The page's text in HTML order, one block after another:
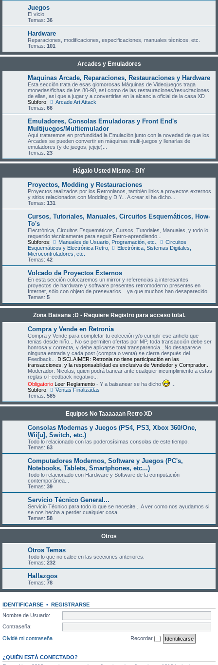
Juegos
El vicio.
Temas: 36
Hardware
Reparaciones, modificaciones, especificaciones, manuales técnicos, etc.
Temas: 101
Arcades y Emuladores
Maquinas Arcade, Reparaciones, Restauraciones y Hardware
Esta sección trata de esas glomorosas Máquinas de Videojuegos traga
monedas/fichas de los 80-90, así como de las restauraciones/resucitaciones
de ellas, así que a jugar y a convertirlas en la alcancía oficial de la casa XD
Subforo:
Arcade Art Attack
Temas: 66
Emuladores, Consolas Emuladoras y Front End's
Multijuegos/Multiemulador
Aquí trataremos en profundidad la Emulación junto con la novedad de que los
Arcades se pueden convertir en máquinas multi-juegos y llenarlas de
emuladores (y de juegos, jejeje)...
Temas: 23
Hágalo Usted Mismo - DIY
Proyectos, Modding y Restauraciones
Proyectos realizados por los Retronianos, también links a proyectos externos
y sitios relacionados con Modding y DIY... A crear si ha dicho...
Temas: 131
Cursos, Tutoriales, Manuales, Circuitos Esquemáticos, How-
To's
Electrónica, Circuitos Esquemáticos, Cursos, Tutoriales, Manuales, y todo lo
requerido técnicamente para seguir Retro-aprendiendo...
Subforos:
Manuales de Usuario, Programación, etc.
Circuitos
Esquemáticos y Electrónica Retro
Electrónica, Sistemas Digitales,
Microcontroladores, etc.
Temas: 42
Volcado de Proyectos Externos
En esta sección colocaremos un mirror y referencias a interesantes
proyectos de hardware y software presentes retromoderno presentes en
Internet, sólo con objeto de presevarlos... ya que muchos han desaparecido...
Temas: 5
Zona Baisana :D - Requiere Registro para acceso total.
Compra y Vende en Retronia
Compra y Vende para completar tu colección y/o cumplir ese anhelo que
tenias desde niño... No se permiten ofertas por MP, toda transacción debe ser
honrosa y correcta, y debe aplicarse total transparencia...No desaparece
ninguna entrada y cada post (compra o venta) se cierra después del
Feedback... DISCLAIMER: Retronia no tiene participación en las
transacciones, y la responsabilidad es exclusiva de Vendedor y Comprador...
Moderador: Nicolas, quien podrá banear ante cualquier incumplimiento a estas
reglas o Feedback negativo...
Obligatorio Leer Reglamento - Y a baisanear se ha dicho
Subforo:
Ventas Finalizadas
Temas: 585
Equipos No Taaaaaan Retro XD
Consolas Modernas y Juegos (PS4, PS3, Xbox 360/One,
Wii[u], Switch, etc.)
Todo lo relacionado con las poderosísimas consolas de este tiempo.
Temas: 63
Computadores Modernos, Software y Juegos (PC's,
Notebooks, Tablets, Smartphones, etc...)
Todo lo relacionado con Hardware y Software de la computación
contemporánea...
Temas: 39
Servicio Técnico General...
Servicio Técnico para todo lo que se necesite... A ver como nos ayudamos si
se nos hecha a perder cualquier cosa...
Temas: 58
Otros
Otros Temas
Todo lo que no calce en las secciones anteriores.
Temas: 232
Hallazgos
Temas: 78
IDENTIFICARSE • REGISTRARSE
Nombre de Usuario:
Contraseña:
Olvidé mi contraseña
Recordar
¿QUIÉN ESTÁ CONECTADO?